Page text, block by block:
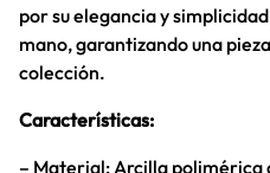
por su elegancia y
mano, garantizando una
colección.
Características:
– Material: Arcilla polimérica